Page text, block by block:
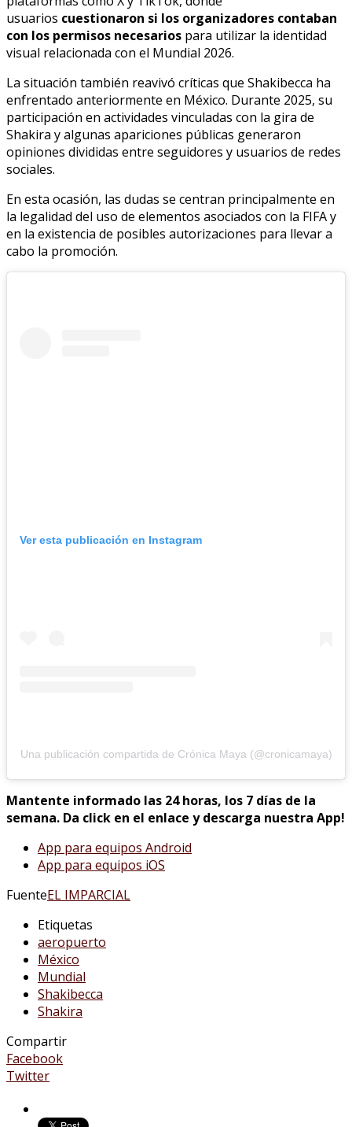
usuarios cuestionaron si los organizadores contaban
con los permisos necesarios para utilizar la identidad
visual relacionada con el Mundial 2026.
La situación también reavivó críticas que Shakibecca ha
enfrentado anteriormente en México. Durante 2025, su
participación en actividades vinculadas con la gira de
Shakira y algunas apariciones públicas generaron
opiniones divididas entre seguidores y usuarios de redes
sociales.
En esta ocasión, las dudas se centran principalmente en
la legalidad del uso de elementos asociados con la FIFA y
en la existencia de posibles autorizaciones para llevar a
cabo la promoción.
Ver esta publicación en Instagram
Una publicación compartida de Crónica Maya (@cronicamaya)
Mantente informado las 24 horas, los 7 días de la
semana. Da click en el enlace y descarga nuestra App!
App para equipos Android
App para equipos iOS
FuenteEL IMPARCIAL
Etiquetas
aeropuerto
México
Mundial
Shakibecca
Shakira
Compartir
Facebook
Twitter